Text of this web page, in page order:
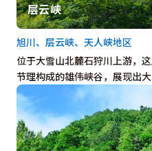
层云峡
位于大雪山北麓石狩川上游，
节理构成的雄伟峡谷，展现出
旭川、层云峡、天人峡地区